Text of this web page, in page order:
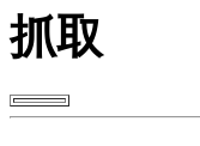
抓取